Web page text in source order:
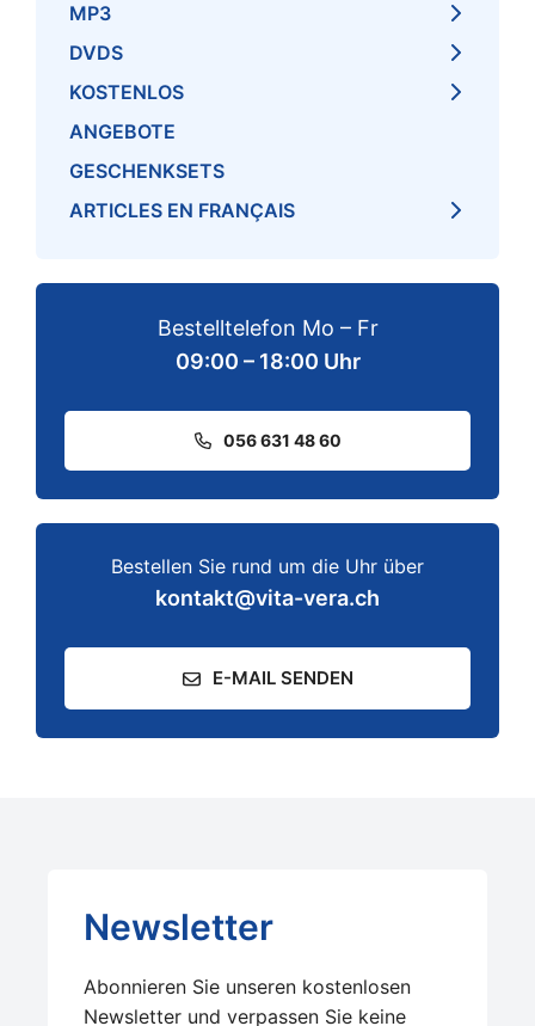
MP3
DVDS
KOSTENLOS
ANGEBOTE
GESCHENKSETS
ARTICLES EN FRANÇAIS
Bestelltelefon Mo – Fr
09:00 – 18:00 Uhr
056 631 48 60
Bestellen Sie rund um die Uhr über
kontakt@vita-vera.ch
E-MAIL SENDEN
Newsletter
Abonnieren Sie unseren kostenlosen
Newsletter und verpassen Sie keine